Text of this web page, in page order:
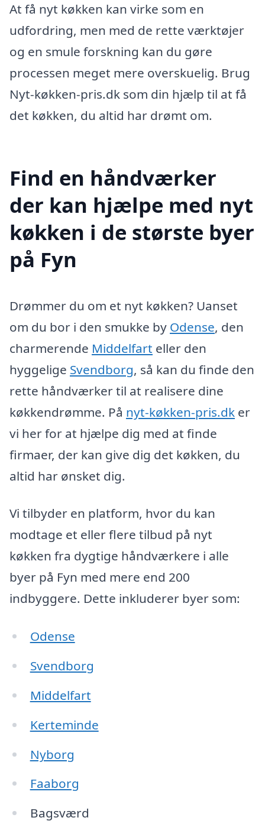
At få nyt køkken kan virke som en
udfordring, men med de rette værktøjer
og en smule forskning kan du gøre
processen meget mere overskuelig. Brug
Nyt-køkken-pris.dk som din hjælp til at få
det køkken, du altid har drømt om.
Find en håndværker
der kan hjælpe med nyt
køkken i de største byer
på Fyn
Drømmer du om et nyt køkken? Uanset
om du bor i den smukke by Odense, den
charmerende Middelfart eller den
hyggelige Svendborg, så kan du finde den
rette håndværker til at realisere dine
køkkendrømme. På nyt-køkken-pris.dk er
vi her for at hjælpe dig med at finde
firmaer, der kan give dig det køkken, du
altid har ønsket dig.
Vi tilbyder en platform, hvor du kan
modtage et eller flere tilbud på nyt
køkken fra dygtige håndværkere i alle
byer på Fyn med mere end 200
indbyggere. Dette inkluderer byer som:
Odense
Svendborg
Middelfart
Kerteminde
Nyborg
Faaborg
Bagsværd